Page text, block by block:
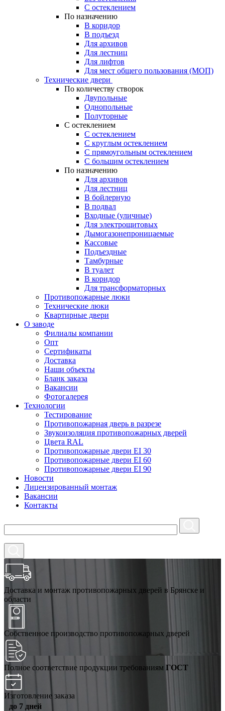
С остеклением
По назначению
В коридор
В подъезд
Для архивов
Для лестниц
Для лифтов
Для мест общего пользования (МОП)
Технические двери
По количеству створок
Двупольные
Однопольные
Полуторные
С остеклением
С остеклением
С круглым остеклением
С прямоугольным остеклением
С большим остеклением
По назначению
Для архивов
Для лестниц
В бойлерную
В подвал
Входные (уличные)
Для электрощитовых
Дымогазонепроницаемые
Кассовые
Подъездные
Тамбурные
В туалет
В коридор
Для трансформаторных
Противопожарные люки
Технические люки
Квартирные двери
О заводе
Филиалы компании
Опт
Сертификаты
Доставка
Наши объекты
Бланк заказа
Вакансии
Фотогалерея
Технологии
Тестирование
Противопожарная дверь в разрезе
Звукоизоляция противопожарных дверей
Цвета RAL
Противопожарные двери EI 30
Противопожарные двери EI 60
Противопожарные двери EI 90
Новости
Лицензированный монтаж
Вакансии
Контакты
Доставка и монтаж противопожарных дверей в Брянске и
области
Собственное производство противопожарных дверей
Полное соответствие продукции требованиям ГОСТ
Изготовление заказа
до 7 дней